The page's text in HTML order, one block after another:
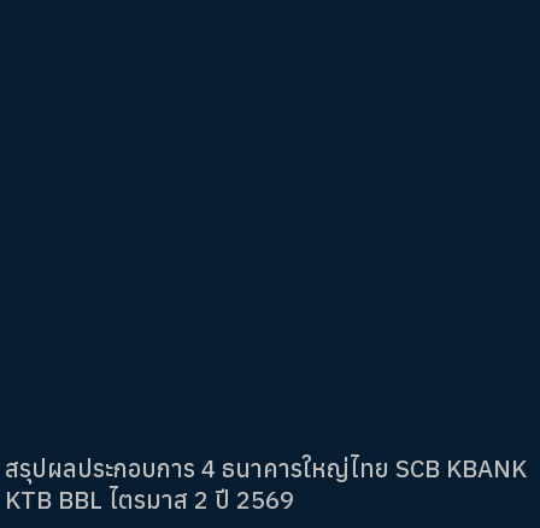
สรุปผลประกอบการ 4 ธนาคารใหญ่ไทย SCB KBANK
KTB BBL ไตรมาส 2 ปี 2569